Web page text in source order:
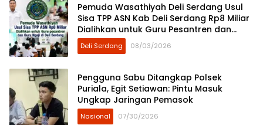
Pemuda Wasathiyah Deli Serdang Usul
Sisa TPP ASN Kab Deli Serdang Rp8 Miliar
Dialihkan untuk Guru Pesantren dan
Guru Ngaji
Deli Serdang 08/03/2026
Pengguna Sabu Ditangkap Polsek
Puriala, Egit Setiawan: Pintu Masuk
Ungkap Jaringan Pemasok
Nasional 07/30/2026